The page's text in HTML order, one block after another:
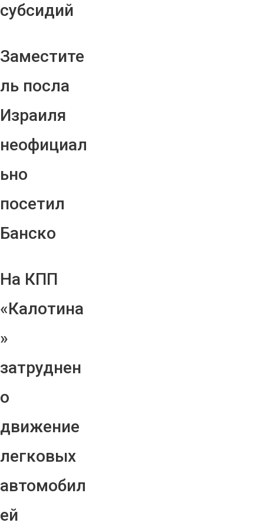
субсидий
Заместите
ль посла
Израиля
неофициал
ьно
посетил
Банско
На КПП
«Калотина
»
затруднен
о
движение
легковых
автомобил
ей